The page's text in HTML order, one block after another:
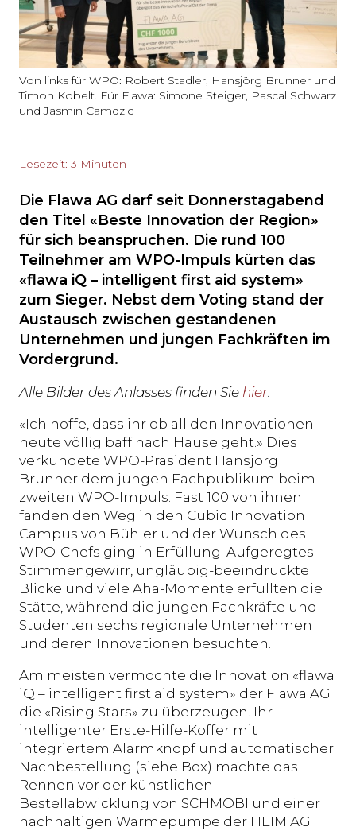
Von links für WPO: Robert Stadler, Hansjörg Brunner und
Timon Kobelt. Für Flawa: Simone Steiger, Pascal Schwarz
und Jasmin Camdzic
Lesezeit: 3 Minuten
Die Flawa AG darf seit Donnerstagabend
den Titel «Beste Innovation der Region»
für sich beanspruchen. Die rund 100
Teilnehmer am WPO-Impuls kürten das
«flawa iQ – intelligent first aid system»
zum Sieger. Nebst dem Voting stand der
Austausch zwischen gestandenen
Unternehmen und jungen Fachkräften im
Vordergrund.
Alle Bilder des Anlasses finden Sie hier.
«Ich hoffe, dass ihr ob all den Innovationen
heute völlig baff nach Hause geht.» Dies
verkündete WPO-Präsident Hansjörg
Brunner dem jungen Fachpublikum beim
zweiten WPO-Impuls. Fast 100 von ihnen
fanden den Weg in den Cubic Innovation
Campus von Bühler und der Wunsch des
WPO-Chefs ging in Erfüllung: Aufgeregtes
Stimmengewirr, ungläubig-beeindruckte
Blicke und viele Aha-Momente erfüllten die
Stätte, während die jungen Fachkräfte und
Studenten sechs regionale Unternehmen
und deren Innovationen besuchten.
Am meisten vermochte die Innovation «flawa
iQ – intelligent first aid system» der Flawa AG
die «Rising Stars» zu überzeugen. Ihr
intelligenter Erste-Hilfe-Koffer mit
integriertem Alarmknopf und automatischer
Nachbestellung (siehe Box) machte das
Rennen vor der künstlichen
Bestellabwicklung von SCHMOBI und einer
nachhaltigen Wärmepumpe der HEIM AG